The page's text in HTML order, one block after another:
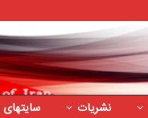
نشریات سایتهای